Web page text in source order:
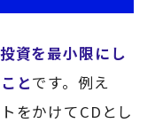
資を最小限にし
とです。例え
をかけてCDとし